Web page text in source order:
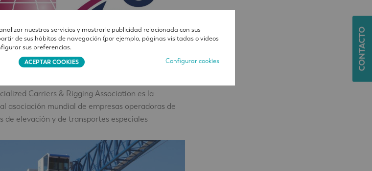
y eventos
en la conferencia anual de la SC&RA
Carriers & Rigging Association es la
asociación mundial de empresas operadoras de
de elevación y de transportes especiales
CONTACTO
nuestros servicios y mostrarle publicidad relacionada con sus
de sus hábitos de navegación (por ejemplo, páginas visitadas o videos
sus preferencias.
ACEPTAR COOKIES Configurar cookies